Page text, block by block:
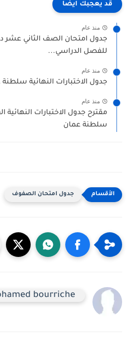
قد يعجبك ايضا
منذ عام
جدول امتحان الصف الثاني عشر
للفصل الدراسي...
منذ عام
جدول الاختبارات النهائية سلطنة عمان
منذ عام
سلطنة عمان
جدول امتحان الصفوف
bourriche